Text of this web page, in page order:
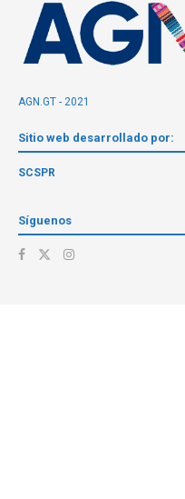
AGN.GT - 2021
Sitio web desarrollado por:
SCSPR
Síguenos